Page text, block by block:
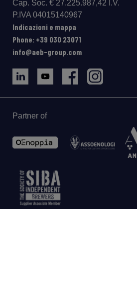
Cap. Soc. € 27.225.987,42 I.V.
P.IVA 04015140967
Indicazioni e mappa
Phone: +39 030 23071
info@aeb-group.com
Partner of